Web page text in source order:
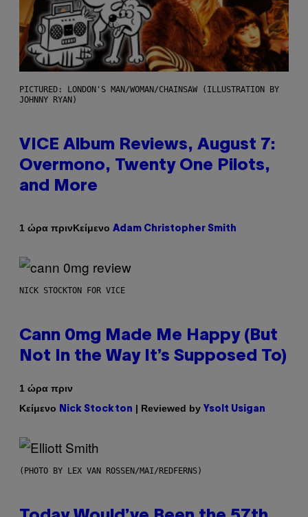
PICTURED: LONDON'S MAN/WOMAN/CHAINSAW (ILLUSTRATION BY
JOHNNY RYAN)
VICE Album Reviews, August 7:
Overmono, Twenty One Pilots,
and More
1 ώρα πρινΚείμενο Adam Christopher Smith
NICK STOCKTON FOR VICE
Cann 0mg Made Me Happy (But
Not In the Way It’s Supposed To)
1 ώρα πριν
Κείμενο
Nick Stockton | Reviewed by Ysolt Usigan
(PHOTO BY LEX VAN ROSSEN/MAI/REDFERNS)